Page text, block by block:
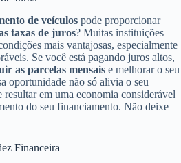
de veículos pode proporcionar
taxas de juros? Muitas instituições
mais vantajosas, especialmente
Se você está pagando juros altos,
as parcelas mensais e melhorar o seu
oportunidade não só alivia o seu
resultar em uma economia considerável
do seu financiamento. Não deixe
Financeira